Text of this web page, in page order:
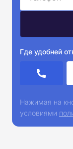
Где удобней
Нажимая на
условиями